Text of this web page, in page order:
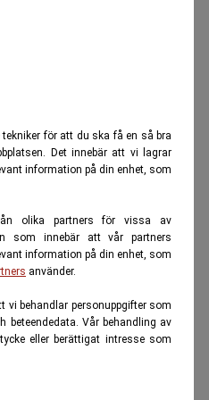
för att du ska få en så bra
Det innebär att vi lagrar
information på din enhet, som
olika partners för vissa av
som innebär att vår partners
information på din enhet, som
använder.
vi behandlar personuppgifter som
beteendedata. Vår behandling av
eller berättigat intresse som